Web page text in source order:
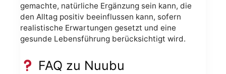
gemachte, natürliche Ergänzung sein kann, die
den Alltag positiv beeinflussen kann, sofern
realistische Erwartungen gesetzt und eine
gesunde Lebensführung berücksichtigt wird.
FAQ zu Nuubu